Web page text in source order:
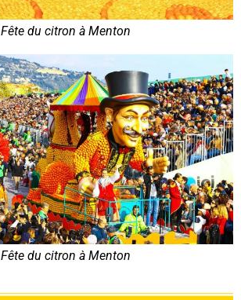
Fête du citron à Menton
Fête du citron à Menton